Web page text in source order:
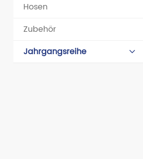
Hosen
Zubehör
Jahrgangsreihe